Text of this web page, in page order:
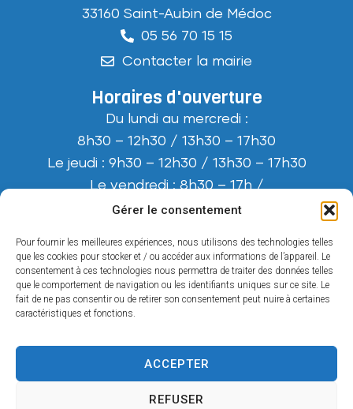
Gérer le consentement
Pour fournir les meilleures expériences, nous utilisons des technologies telles
que les cookies pour stocker et / ou accéder aux informations de l’appareil. Le
consentement à ces technologies nous permettra de traiter des données telles
que le comportement de navigation ou les identifiants uniques sur ce site. Le
fait de ne pas consentir ou de retirer son consentement peut nuire à certaines
caractéristiques et fonctions.
ACCEPTER
REFUSER
33160 Saint-Aubin de Médoc
05 56 70 15 15
Contacter la mairie
Horaires d'ouverture
Du lundi au mercredi :
8h30 – 12h30 / 13h30 – 17h30
Le jeudi : 9h30 – 12h30 / 13h30 – 17h30
Le vendredi : 8h30 – 17h /
(journée continue)
Horaires d’été (mi-juillet / mi-août) :
Fermeture à 17h tous les jours.
Pas de permanence le samedi.
Accessibilité
Plan du site